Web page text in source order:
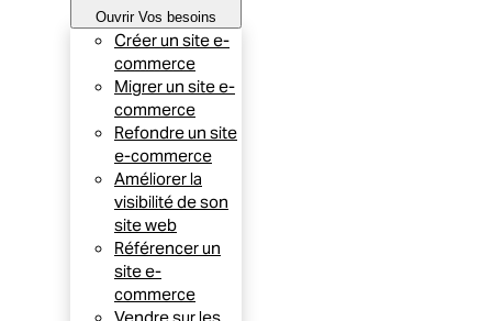
Ouvrir Vos besoins
Créer un site e-
commerce
Migrer un site e-
commerce
Refondre un site
e-commerce
Améliorer la
visibilité de son
site web
Référencer un
site e-
commerce